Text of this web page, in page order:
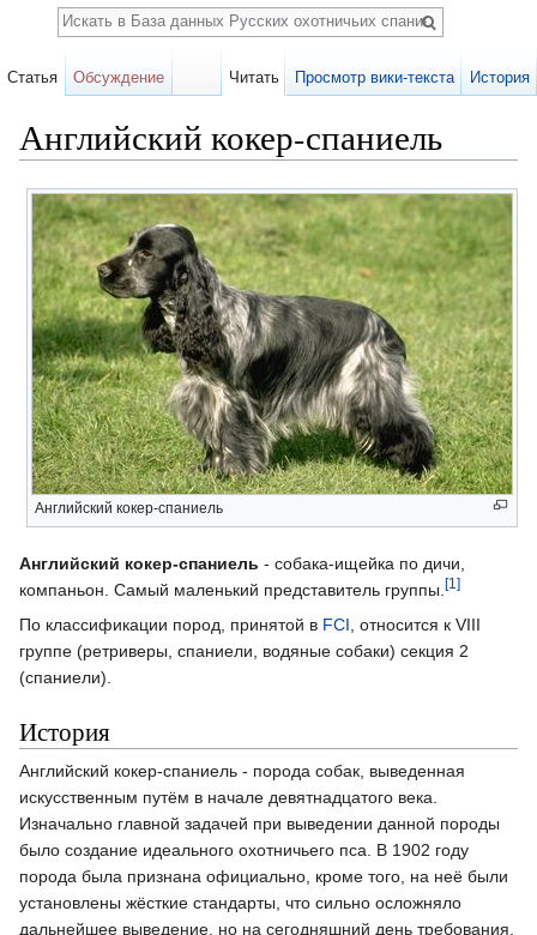
Английский кокер-спаниель
Английский кокер-спаниель
Английский кокер-спаниель - собака-ищейка по дичи,
компаньон. Самый маленький представитель группы. [1]
По классификации пород, принятой в FCI , относится к VIII
группе (ретриверы, спаниели, водяные собаки) секция 2
(спаниели).
История
Английский кокер-спаниель - порода собак, выведенная
искусственным путём в начале девятнадцатого века.
Изначально главной задачей при выведении данной породы
было создание идеального охотничьего пса. В 1902 году
порода была признана официально, кроме того, на неё были
установлены жёсткие стандарты, что сильно осложняло
дальнейшее выведение, но на сегодняшний день требования,
Статья Обсуждение Читать Просмотр вики-текста История
Поиск